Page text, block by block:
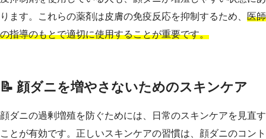
ります。これらの薬剤は皮膚の免疫反応を抑制するため、 医師
の指導のもとで適切に使用することが重要です。
📝 顔ダニを増やさないためのスキンケア
顔ダニの過剰増殖を防ぐためには、日常のスキンケアを見直す
ことが有効です。正しいスキンケアの習慣は、顔ダニのコント